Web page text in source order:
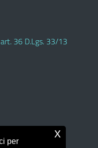
36 D.Lgs. 33/13
per
x